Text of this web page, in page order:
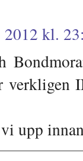
2012 kl.
verkligen
upp